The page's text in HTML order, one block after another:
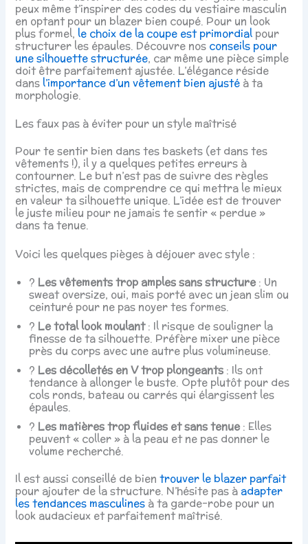
peux même t’inspirer des codes du vestiaire masculin
en optant pour un blazer bien coupé. Pour un look
plus formel, le choix de la coupe est primordial pour
structurer les épaules. Découvre nos conseils pour
une silhouette structurée, car même une pièce simple
doit être parfaitement ajustée. L’élégance réside
dans l’importance d’un vêtement bien ajusté à ta
morphologie.
Les faux pas à éviter pour un style maîtrisé
Pour te sentir bien dans tes baskets (et dans tes
vêtements !), il y a quelques petites erreurs à
contourner. Le but n’est pas de suivre des règles
strictes, mais de comprendre ce qui mettra le mieux
en valeur ta silhouette unique. L’idée est de trouver
le juste milieu pour ne jamais te sentir « perdue »
dans ta tenue.
Voici les quelques pièges à déjouer avec style :
? Les vêtements trop amples sans structure: Un
sweat oversize, oui, mais porté avec un jean slim ou
ceinturé pour ne pas noyer tes formes.
? Le total look moulant: Il risque de souligner la
finesse de ta silhouette. Préfère mixer une pièce
près du corps avec une autre plus volumineuse.
? Les décolletés en V trop plongeants : Ils ont
tendance à allonger le buste. Opte plutôt pour des
cols ronds, bateau ou carrés qui élargissent les
épaules.
? Les matières trop fluides et sans tenue: Elles
peuvent « coller » à la peau et ne pas donner le
volume recherché.
Il est aussi conseillé de bientrouver le blazer parfait
pour ajouter de la structure. N’hésite pas à adapter
les tendances masculines à ta garde-robe pour un
look audacieux et parfaitement maîtrisé.